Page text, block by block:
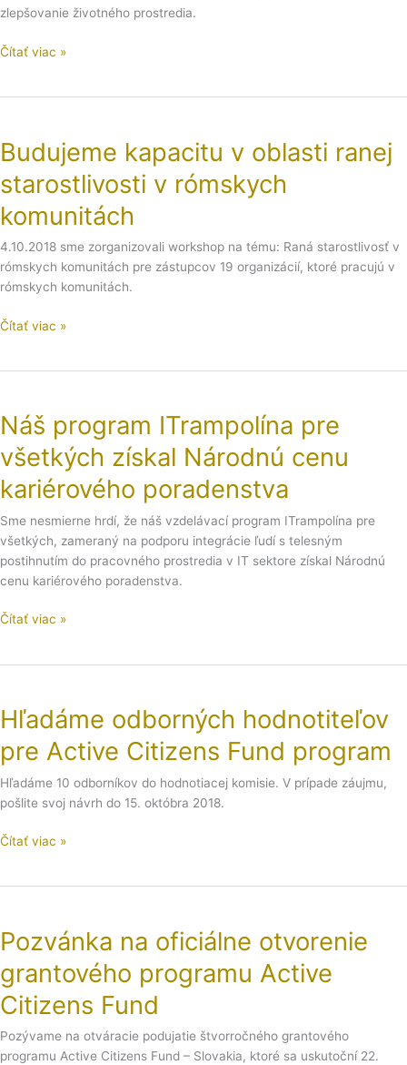
zlepšovanie životného prostredia.
región
Čítať viac »
Budujeme kapacitu v oblasti ranej
starostlivosti v rómskych
komunitách
4.10.2018 sme zorganizovali workshop na tému: Raná starostlivosť v
rómskych komunitách pre zástupcov 19 organizácií, ktoré pracujú v
rómskych komunitách.
v
oblasti
ranej
starostlivosti
v
rómskych
komunitách
Čítať viac »
Náš program ITrampolína pre
všetkých získal Národnú cenu
kariérového poradenstva
Sme nesmierne hrdí, že náš vzdelávací program ITrampolína pre
všetkých, zameraný na podporu integrácie ľudí s telesným
postihnutím do pracovného prostredia v IT sektore získal Národnú
cenu kariérového poradenstva.
ITrampolína
všetkých
získal
Národnú
cenu
kariérového
poradenstva
Čítať viac »
Hľadáme odborných hodnotiteľov
pre Active Citizens Fund program
Hľadáme 10 odborníkov do hodnotiacej komisie. V prípade záujmu,
pošlite svoj návrh do 15. októbra 2018.
hodnotiteľov
Active
Citizens
Fund
program
Čítať viac »
Pozvánka na oficiálne otvorenie
grantového programu Active
Citizens Fund
Pozývame na otváracie podujatie štvorročného grantového
programu Active Citizens Fund – Slovakia, ktoré sa uskutoční 22.
oficiálne
otvorenie
grantového
programu
Active
Citizens
Fund